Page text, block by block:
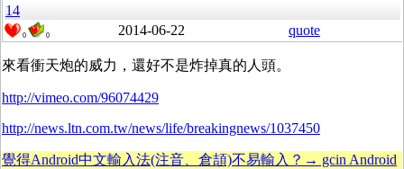
14
0 0 2014-06-22 quote
來看衝天炮的威力，還好不是炸掉真的人頭。
http://vimeo.com/96074429
http://news.ltn.com.tw/news/life/breakingnews/1037450
覺得Android中文輸入法(注音、倉頡)不易輸入？→ gcin Android